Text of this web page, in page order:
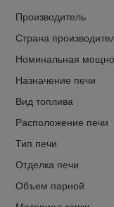
Производитель
Страна
Номинальная
Назначение печи
Вид топлива
Расположение печи
Тип печи
Отделка печи
Объем парной